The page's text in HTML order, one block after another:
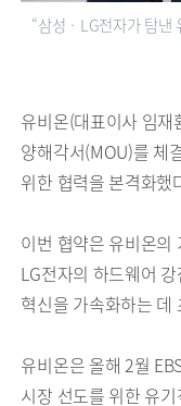
“삼성ㆍLG전자가 탐낸
유비온(대표이사 임재
양해각서(MOU)를 체
위한 협력을 본격화했
이번 협약은 유비온의
LG전자의 하드웨어
혁신을 가속화하는 데
유비온은 올해 2월
시장 선도를 위한 유기